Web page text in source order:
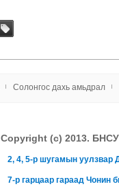
Солонгос даxь амьдрал
Copyright (c) 2013.
2, 4, 5-р шугамын
7-р гарцаар гараад Чонин